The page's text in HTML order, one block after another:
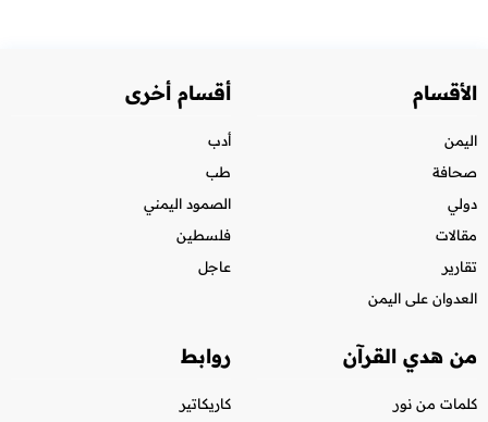
الأقسام
اليمن
صحافة
دولي
مقالات
تقارير
العدوان على اليمن
أقسام أخرى
أدب
طب
الصمود اليمني
فلسطين
عاجل
من هدي القرآن
كلمات من نور
روابط
كاريكاتير